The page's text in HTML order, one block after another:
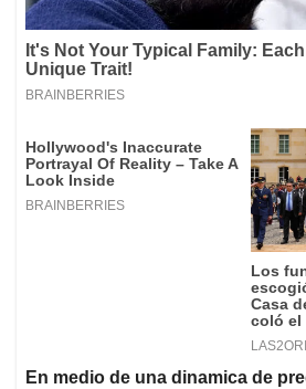
En medio de una dinamica de